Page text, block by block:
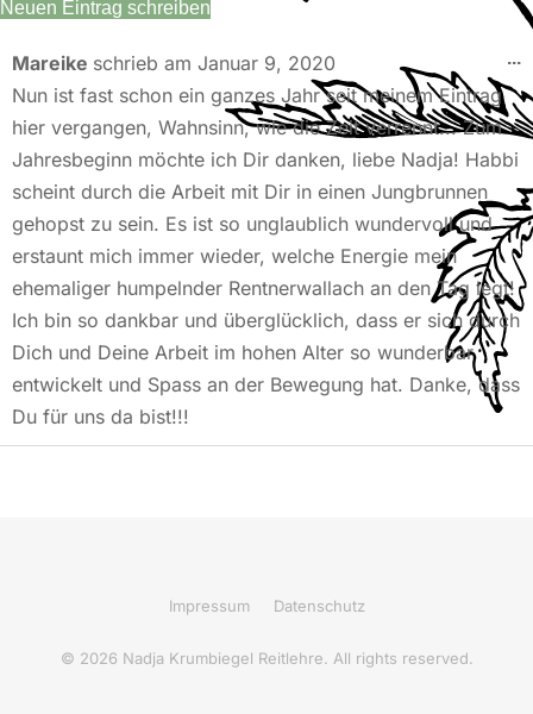
Mareike schrieb am Januar 9, 2020
Nun ist fast schon ein ganzes Jahr seit meinem Eintrag
hier vergangen, Wahnsinn, wie die Zeit verrennt... Zum
Jahresbeginn möchte ich Dir danken, liebe Nadja! Habbi
scheint durch die Arbeit mit Dir in einen Jungbrunnen
gehopst zu sein. Es ist so unglaublich wundervoll und
erstaunt mich immer wieder, welche Energie mein
ehemaliger humpelnder Rentnerwallach an den Tag legt!
Ich bin so dankbar und überglücklich, dass er sich durch
Dich und Deine Arbeit im hohen Alter so wunderbar
entwickelt und Spass an der Bewegung hat. Danke, dass
Du für uns da bist!!!
...
Impressum Datenschutz
© 2026 Nadja Krumbiegel Reitlehre. All rights reserved.